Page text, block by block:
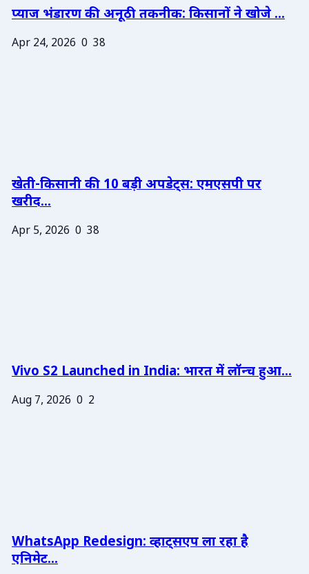
प्याज भंडारण की अनूठी तकनीक: किसानों ने खोजे ...
Apr 24, 2026 0 38
खेती-किसानी की 10 बड़ी अपडेट्स: एमएसपी पर
खरीद...
Apr 5, 2026 0 38
Vivo S2 Launched in India: भारत में लॉन्च हुआ...
Aug 7, 2026 0 2
WhatsApp Redesign: व्हाट्सएप ला रहा है
एनिमेट...